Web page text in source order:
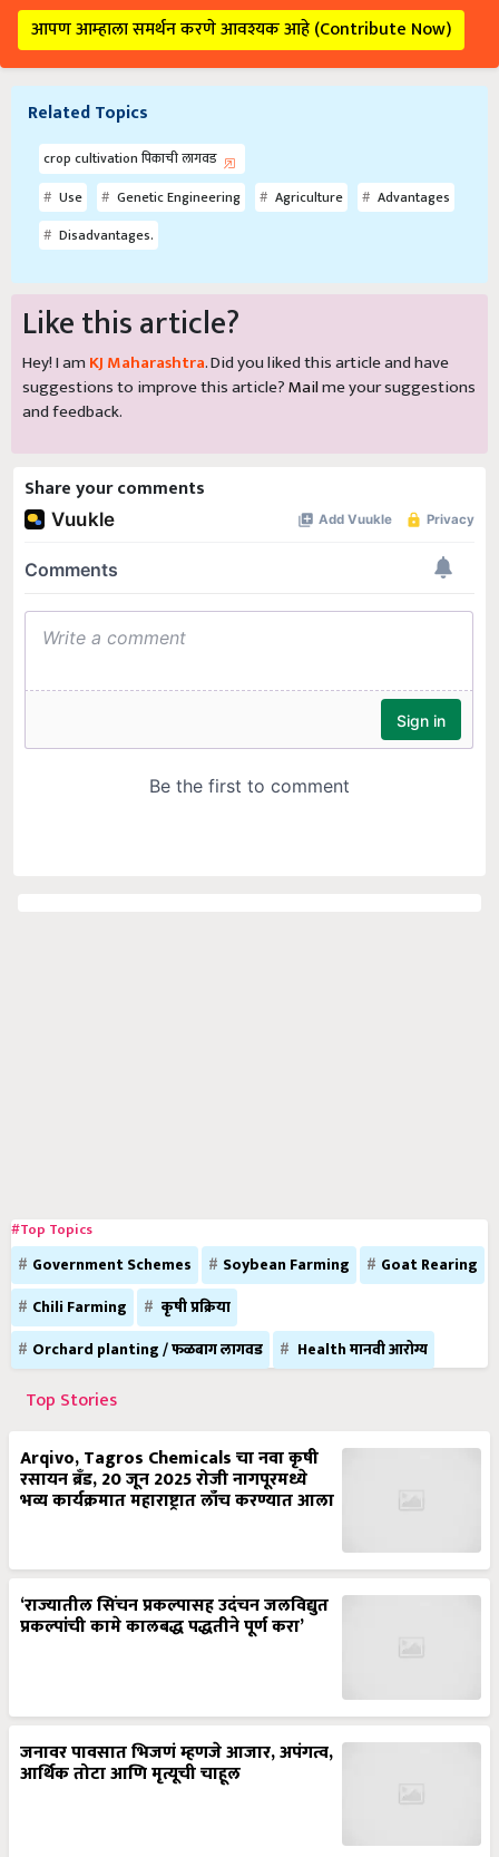
आपण आम्हाला समर्थन करणे आवश्यक आहे (Contribute Now)
Use
Genetic Engineering
Disadvantages.
Like this article?
Hey! I amKJ Maharashtra. Did you liked this article and have
suggestions to improve this article?Mailme your suggestions
and feedback.
Government Schemes Soybean Farming
Goat Rearing
Chili Farming
कृषी प्रक्रिया
Orchard planting / फळबाग लागवड
Health मानवी आरोग्य
Top Stories
रसायन ब्रँड, 20 जून 2025 रोजी नागपूरमध्ये
भव्य कार्यक्रमात महाराष्ट्रात लाँच करण्यात आला
प्रकल्पांची कामे कालबद्ध पद्धतीने पूर्ण करा’
जनावर पावसात भिजणं म्हणजे आजार, अपंगत्व,
आर्थिक तोटा आणि मृत्यूची चाहूल